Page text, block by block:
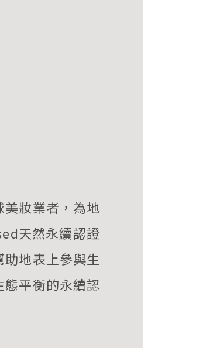
妝業者，為地
天然永續認證
地表上參與生
平衡的永續認